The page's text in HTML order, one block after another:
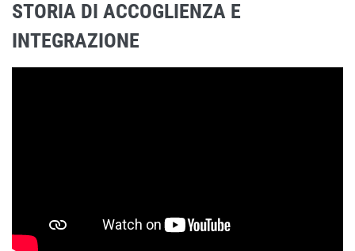
STORIA DI ACCOGLIENZA E
INTEGRAZIONE